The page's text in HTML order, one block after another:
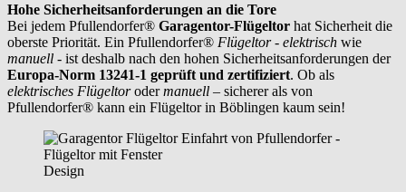
Hohe Sicherheitsanforderungen an die Tore
Bei jedem Pfullendorfer® Garagentor-Flügeltor hat Sicherheit die
oberste Priorität. Ein Pfullendorfer® Flügeltor - elektrisch wie
manuell - ist deshalb nach den hohen Sicherheitsanforderungen der
Europa-Norm 13241-1 geprüft und zertifiziert. Ob als
elektrisches Flügeltorodermanuell – sicherer als von
Pfullendorfer® kann ein Flügeltor in Böblingen kaum sein!
Design